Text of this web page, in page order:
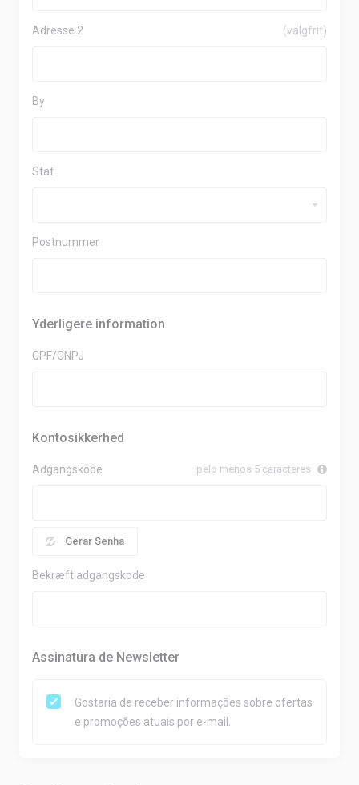
Adresse 2 (valgfrit)
By
Stat
Postnummer
Yderligere information
CPF/CNPJ
Kontosikkerhed
Adgangskode pelo menos 5 caracteres
Gerar Senha
Bekræft adgangskode
Assinatura de Newsletter
Gostaria de receber informações sobre ofertas
e promoções atuais por e-mail.